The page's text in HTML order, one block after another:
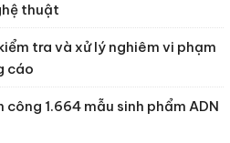
thuật
tra và xử lý nghiêm vi phạm
cáo
công 1.664 mẫu sinh phẩm ADN